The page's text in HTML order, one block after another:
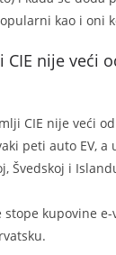
kao i oni
nije veći
CIE nije veći
peti auto EV,
Švedskoj i
kupovine